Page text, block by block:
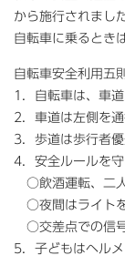
から施行されました
自転車に乗るとき
自転車安全利用五
1．自転車は、車
2．車道は左側を
3．歩道は歩行者
4．安全ルールを
○飲酒運転、二
○夜間はライト
○交差点での信
5．子どもはヘル